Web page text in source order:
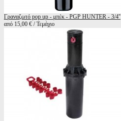
Γραναζωτό pop up - μπέκ - PGP HUNTER - 3/4''
από 15,00 € / Τεμάχιο